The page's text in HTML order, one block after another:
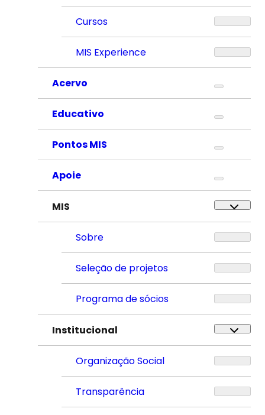
Cursos
MIS Experience
Acervo
Educativo
Pontos MIS
Apoie
MIS
Sobre
Seleção de projetos
Programa de sócios
Institucional
Organização Social
Transparência